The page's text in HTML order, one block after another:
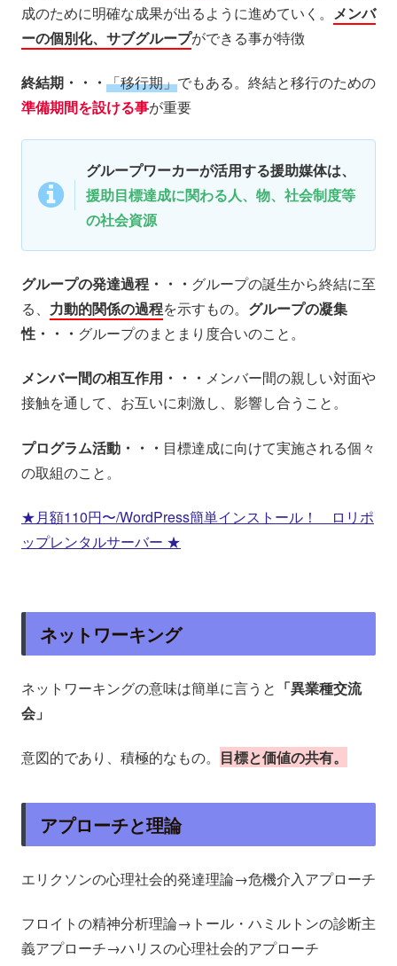
成のために明確な成果が出るように進めていく。
メンバ
ーの個別化、サブグループができる事が特徴
終結期・・・ 「移行期」でもある。終結と移行のための
準備期間を設ける事が重要
グループワーカーが活用する援助媒体は、
援助目標達成に関わる人、物、社会制度等
の社会資源
グループの発達過程・・・ グループの誕生から終結に至
る、 力動的関係の過程を示すもの。 グループの凝集
性・・・ グループのまとまり度合いのこと。
メンバー間の相互作用・・・ メンバー間の親しい対面や
接触を通して、お互いに刺激し、影響し合うこと。
プログラム活動・・・ 目標達成に向けて実施される個々
の取組のこと。
★月額110円〜/WordPress簡単インストール！ ロリポ
ップレンタルサーバー ★
ネットワーキング
ネットワーキングの意味は簡単に言うと 「異業種交流
会」
意図的であり、積極的なもの。 目標と価値の共有。
アプローチと理論
エリクソンの心理社会的発達理論→危機介入アプローチ
フロイトの精神分析理論→トール・ハミルトンの診断主
義アプローチ→ハリスの心理社会的アプローチ